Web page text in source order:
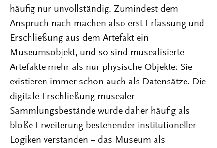
häufig nur unvollständig. Zumindest dem
Anspruch nach machen also erst Erfassung und
Erschließung aus dem Artefakt ein
Museumsobjekt, und so sind musealisierte
Artefakte mehr als nur physische Objekte: Sie
existieren immer schon auch als Datensätze. Die
digitale Erschließung musealer
Sammlungsbestände wurde daher häufig als
bloße Erweiterung bestehender institutioneller
Logiken verstanden – das Museum als